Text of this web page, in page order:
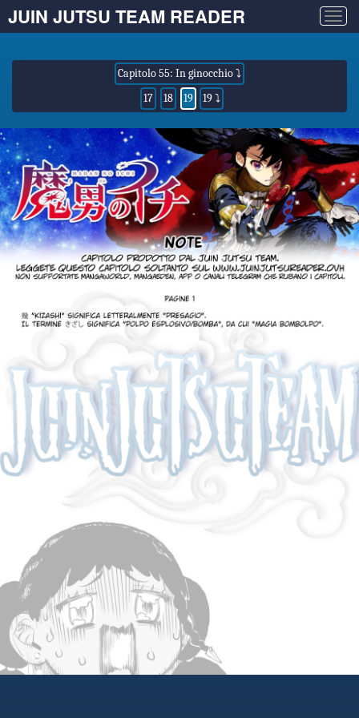
JUIN JUTSU TEAM READER
Capitolo 55: In ginocchio ⤵
17
18 19 19 ⤵